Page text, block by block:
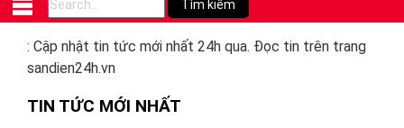
: Cập nhật tin tức mới nhất 24h qua. Đọc tin trên trang
sandien24h.vn
TIN TỨC MỚI NHẤT